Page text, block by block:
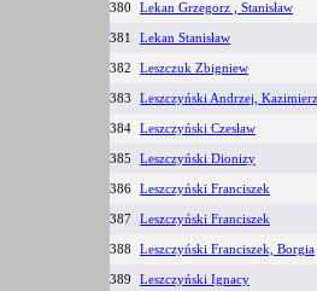
380 Lekan Grzegorz , Stanisław
381 Lekan Stanisław
382 Leszczuk Zbigniew
383 Leszczyński Andrzej, Kazimierz
384 Leszczyński Czesław
385 Leszczyński Dionizy
386 Leszczyński Franciszek
387 Leszczyński Franciszek
388 Leszczyński Franciszek, Borgia
389 Leszczyński Ignacy